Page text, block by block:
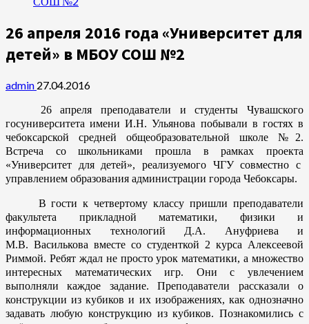
26 апреля 2016 года «Университет для
детей» в МБОУ СОШ №2
admin 27.04.2016
26 апреля преподаватели и студенты Чувашского
госуниверситета имени И.Н. Ульянова побывали в гостях в
чебоксарской средней общеобразовательной школе №2.
Встреча со школьниками прошла в рамках проекта
«Университет для детей», реализуемого ЧГУ совместно с
управлением образования администрации города Чебоксары.
В гости к четвертому классу пришли преподаватели
факультета прикладной математики, физики и
информационных технологий Д.А. Ануфриева и
М.В. Василькова вместе со студенткой 2 курса Алексеевой
Риммой. Ребят ждал не просто урок математики, а множество
интересных математических игр. Они с увлечением
выполняли каждое задание. Преподаватели рассказали о
конструкции из кубиков и их изображениях, как однозначно
задавать любую конструкцию из кубиков. Познакомились с